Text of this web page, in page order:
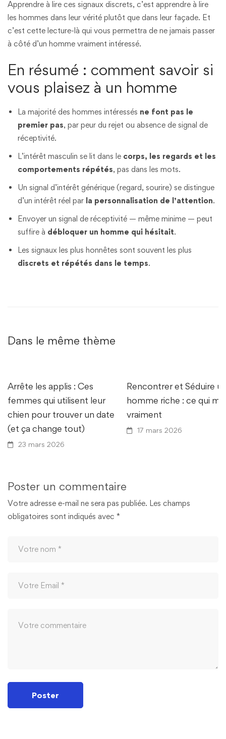
Apprendre à lire ces signaux discrets, c’est apprendre à lire
les hommes dans leur vérité plutôt que dans leur façade. Et
c’est cette lecture-là qui vous permettra de ne jamais passer
à côté d’un homme vraiment intéressé.
En résumé : comment savoir si
vous plaisez à un homme
La majorité des hommes intéressés ne font pas le
premier pas, par peur du rejet ou absence de signal de
réceptivité.
L’intérêt masculin se lit dans le corps, les regards et les
comportements répétés, pas dans les mots.
Un signal d’intérêt générique (regard, sourire) se distingue
d’un intérêt réel par la personnalisation de l’attention.
Envoyer un signal de réceptivité — même minime — peut
suffire à débloquer un homme qui hésitait.
Les signaux les plus honnêtes sont souvent les plus
discrets et répétés dans le temps.
Dans le même thème
Arrête les applis : Ces
femmes qui utilisent leur
chien pour trouver un date
(et ça change tout)
23 mars 2026
Rencontrer et Séduire
homme riche : ce qui
vraiment
17 mars 2026
Poster un commentaire
Votre adresse e-mail ne sera pas publiée. Les champs
obligatoires sont indiqués avec *